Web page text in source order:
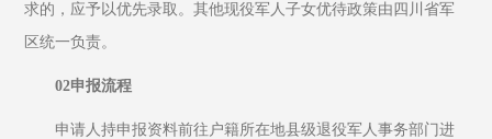
求的，应予以优先录取。其他现役军人子女优待政策由四川省军
区统一负责。
02申报流程
申请人持申报资料前往户籍所在地县级退役军人事务部门进